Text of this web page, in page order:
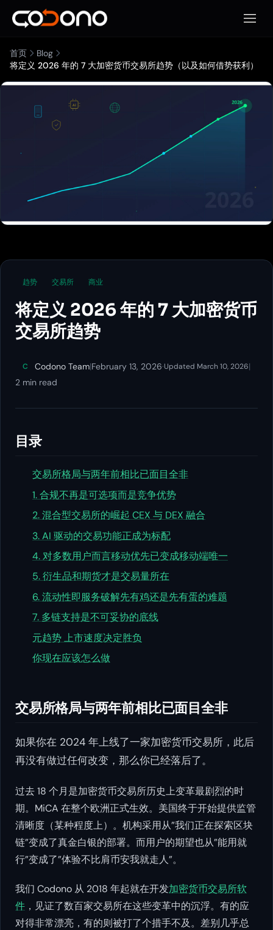
打开
首页
Blog
将定义 2026 年的 7 大加密货币交易所趋势（以及如何借势获利）
趋势 交易所 商业
将定义 2026 年的 7 大加密货币
交易所趋势
C Codono Team|February 13, 2026·Updated March 10, 2026|
2 min read
目录
交易所格局与两年前相比已面目全非
1. 合规不再是可选项而是竞争优势
2. 混合型交易所的崛起 CEX 与 DEX 融合
3. AI 驱动的交易功能正成为标配
4. 对多数用户而言移动优先已变成移动端唯一
5. 衍生品和期货才是交易量所在
6. 流动性即服务破解先有鸡还是先有蛋的难题
7. 多链支持是不可妥协的底线
元趋势 上市速度决定胜负
你现在应该怎么做
交易所格局与两年前相比已面目全非
如果你在 2024 年上线了一家加密货币交易所，此后
再没有做过任何改变，那么你已经落后了。
过去 18 个月是加密货币交易所历史上变革最剧烈的时
期。MiCA 在整个欧洲正式生效。美国终于开始提供监管
清晰度（某种程度上）。机构采用从”我们正在探索区块
链”变成了真金白银的部署。而用户的期望也从”能用就
行”变成了”体验不比肩币安我就走人”。
我们 Codono 从 2018 年起就在开发加密货币交易所软
件 ，见证了数百家交易所在这些变革中的沉浮。有的应
对得非常漂亮，有的则被打了个措手不及。差别几乎总